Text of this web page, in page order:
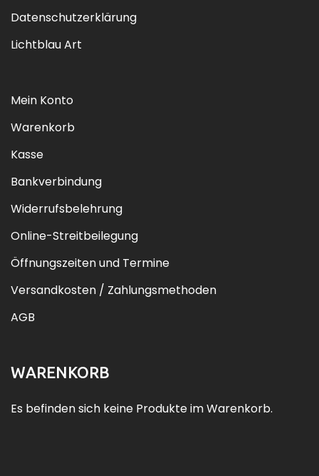
Datenschutzerklärung
Lichtblau Art
Mein Konto
Warenkorb
Kasse
Bankverbindung
Widerrufsbelehrung
Online-Streitbeilegung
Öffnungszeiten und Termine
Versandkosten / Zahlungsmethoden
AGB
WARENKORB
Es befinden sich keine Produkte im Warenkorb.